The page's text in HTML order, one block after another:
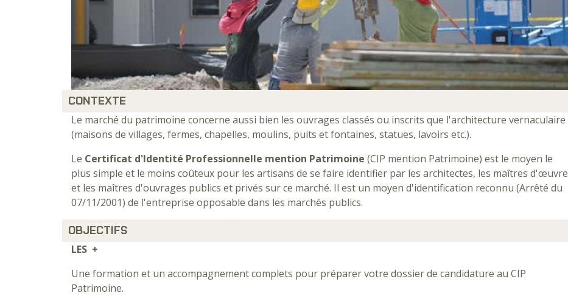
CONTEXTE
Le marché du patrimoine concerne aussi bien les ouvrages classés ou inscrits que l'architecture vernaculaire
(maisons de villages, fermes, chapelles, moulins, puits et fontaines, statues, lavoirs etc.).
Le Certificat d'Identité Professionnelle mention Patrimoine (CIP mention Patrimoine) est le moyen le
plus simple et le moins coûteux pour les artisans de se faire identifier par les architectes, les maîtres d'œuvre
et les maîtres d'ouvrages publics et privés sur ce marché. Il est un moyen d'identification reconnu (Arrêté du
07/11/2001) de l'entreprise opposable dans les marchés publics.
OBJECTIFS
LES +
Une formation et un accompagnement complets pour préparer votre dossier de candidature au CIP
Patrimoine.